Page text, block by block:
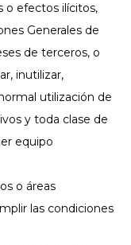
o efectos ilícitos,
Generales de
de terceros, o
inutilizar,
utilización de
y toda clase de
equipo
o áreas
las condiciones